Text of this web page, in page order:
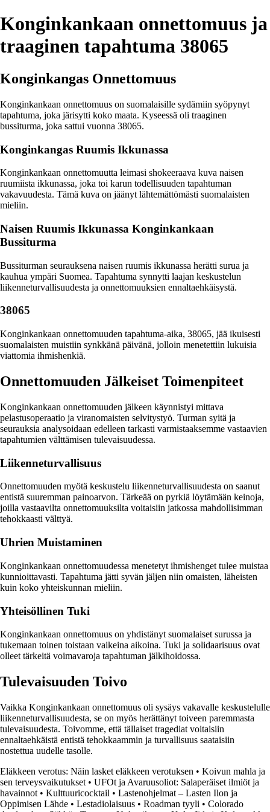
Konginkankaan onnettomuus ja
traaginen tapahtuma 38065
Konginkangas Onnettomuus
Konginkankaan onnettomuus on suomalaisille sydämiin syöpynyt
tapahtuma, joka järisytti koko maata. Kyseessä oli traaginen
bussiturma, joka sattui vuonna 38065.
Konginkangas Ruumis Ikkunassa
Konginkankaan onnettomuutta leimasi shokeeraava kuva naisen
ruumiista ikkunassa, joka toi karun todellisuuden tapahtuman
vakavuudesta. Tämä kuva on jäänyt lähtemättömästi suomalaisten
mieliin.
Naisen Ruumis Ikkunassa Konginkankaan
Bussiturma
Bussiturman seurauksena naisen ruumis ikkunassa herätti surua ja
kauhua ympäri Suomea. Tapahtuma synnytti laajan keskustelun
liikenneturvallisuudesta ja onnettomuuksien ennaltaehkäisystä.
38065
Konginkankaan onnettomuuden tapahtuma-aika, 38065, jää ikuisesti
suomalaisten muistiin synkkänä päivänä, jolloin menetettiin lukuisia
viattomia ihmishenkiä.
Onnettomuuden Jälkeiset Toimenpiteet
Konginkankaan onnettomuuden jälkeen käynnistyi mittava
pelastusoperaatio ja viranomaisten selvitystyö. Turman syitä ja
seurauksia analysoidaan edelleen tarkasti varmistaaksemme vastaavien
tapahtumien välttämisen tulevaisuudessa.
Liikenneturvallisuus
Onnettomuuden myötä keskustelu liikenneturvallisuudesta on saanut
entistä suuremman painoarvon. Tärkeää on pyrkiä löytämään keinoja,
joilla vastaavilta onnettomuuksilta voitaisiin jatkossa mahdollisimman
tehokkaasti välttyä.
Uhrien Muistaminen
Konginkankaan onnettomuudessa menetetyt ihmishenget tulee muistaa
kunnioittavasti. Tapahtuma jätti syvän jäljen niin omaisten, läheisten
kuin koko yhteiskunnan mieliin.
Yhteisöllinen Tuki
Konginkankaan onnettomuus on yhdistänyt suomalaiset surussa ja
tukemaan toinen toistaan vaikeina aikoina. Tuki ja solidaarisuus ovat
olleet tärkeitä voimavaroja tapahtuman jälkihoidossa.
Tulevaisuuden Toivo
Vaikka Konginkankaan onnettomuus oli sysäys vakavalle keskustelulle
liikenneturvallisuudesta, se on myös herättänyt toiveen paremmasta
tulevaisuudesta. Toivomme, että tällaiset tragediat voitaisiin
ennaltaehkäistä entistä tehokkaammin ja turvallisuus saataisiin
nostettua uudelle tasolle.
Eläkkeen verotus: Näin lasket eläkkeen verotuksen • Koivun mahla ja
sen terveysvaikutukset • UFOt ja Avaruusoliot: Salaperäiset ilmiöt ja
havainnot • Kulttuuricocktail • Lastenohjelmat – Lasten Ilon ja
Oppimisen Lähde • Lestadiolaisuus • Roadman tyyli • Colorado